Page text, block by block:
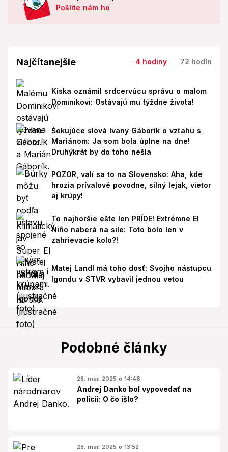
Pošlite nám ho
Najčítanejšie 4 hodiny 72 hodín
Kiska oznámil srdcervúcu správu o malom
Dominikovi: Ostávajú mu týždne života!
Šokujúce slová Ivany Gáborík o vzťahu s
Mariánom: Ja som bola úplne na dne!
Druhýkrát by do toho nešla
POZOR, valí sa to na Slovensko: Aha, kde
hrozia prívalové povodne, silný lejak, vietor
aj krúpy!
To najhoršie ešte len PRÍDE! Extrémne El
Niño naberá na sile: Toto bolo len v
zahrievacie kolo?!
Matej Landl má toho dosť: Svojho nástupcu
Igondu v STVR vybavil jednou vetou
Podobné články
28. mar. 2025 o 14:46
Andrej Danko bol vypovedať na
polícii: O čo išlo?
28. mar. 2025 o 13:52